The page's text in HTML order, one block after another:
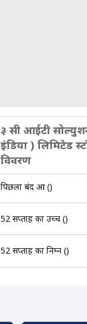
३ सी आईटी
इंडिया ) लिमिटेड
विवरण
पिछला बंद हुआ (₹)
52 सप्ताह का उच्च (₹)
52 सप्ताह का निम्न (₹)